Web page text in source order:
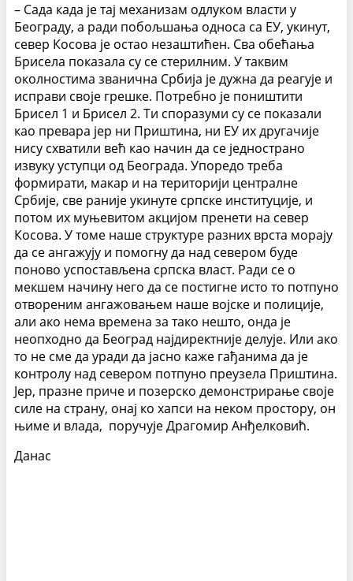
– Сада када је тај механизам одлуком власти у
Београду, а ради побољшања односа са ЕУ, укинут,
север Косова је остао незаштићен. Сва обећања
Брисела показала су се стерилним. У таквим
околностима званична Србија је дужна да реагује и
исправи своје грешке. Потребно је поништити
Брисел 1 и Брисел 2. Ти споразуми су се показали
као превара јер ни Приштина, ни ЕУ их другачије
нису схватили већ као начин да се једнострано
извуку уступци од Београда. Упоредо треба
формирати, макар и на територији централне
Србије, све раније укинуте српске институције, и
потом их муњевитом акцијом пренети на север
Косова. У томе наше структуре разних врста морају
да се ангажују и помогну да над севером буде
поново успостављена српска власт. Ради се о
мекшем начину него да се постигне исто то потпуно
отвореним ангажовањем наше војске и полиције,
али ако нема времена за тако нешто, онда је
неопходно да Београд најдиректније делује. Или ако
то не сме да уради да јасно каже гађанима да је
контролу над севером потпуно преузела Приштина.
Јер, празне приче и позерско демонстрирање своје
силе на страну, онај ко хапси на неком простору, он
њиме и влада, поручује Драгомир Анђелковић.
Данас